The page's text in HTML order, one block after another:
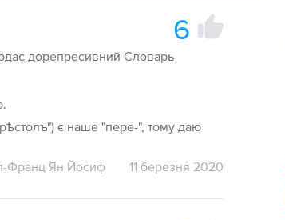
6
дорепресивний Словарь
є наше "пере-", тому даю
Франц Ян Йосиф 11 березня 2020